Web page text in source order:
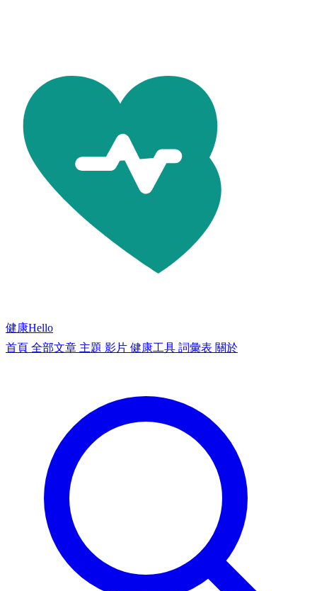
健康Hello
首頁 全部文章 主題 影片 健康工具 詞彙表 關於